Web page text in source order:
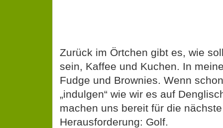
Zurück im Örtchen gibt es, wie
sein, Kaffee und Kuchen. In
Fudge und Brownies. Wenn
„indulgen“ wie wir es auf
machen uns bereit für die
Herausforderung: Golf.